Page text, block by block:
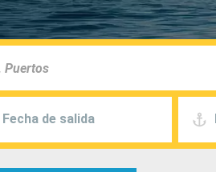
Fecha de salida